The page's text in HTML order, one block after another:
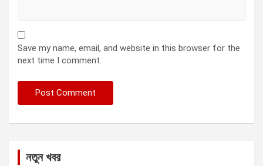
Save my name, email, and website in this browser for the
next time I comment.
নতুন খবর